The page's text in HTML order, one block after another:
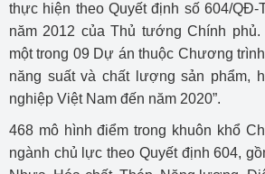
thực hiện theo Quyết định số 604/QĐ-
năm 2012 của Thủ tướng Chính
một trong 09 Dự án thuộc Chương
năng suất và chất lượng sản phẩm,
nghiệp Việt Nam đến năm 2020”.
468 mô hình điểm trong khuôn khổ
ngành chủ lực theo Quyết định 604,